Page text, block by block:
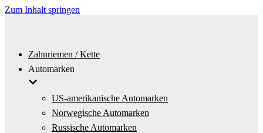
Zum Inhalt springen
Zahnriemen / Kette
Automarken
US-amerikanische Automarken
Norwegische Automarken
Russische Automarken